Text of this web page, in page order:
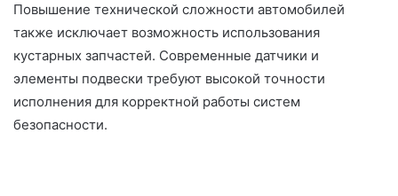
Повышение технической сложности автомобилей
также исключает возможность использования
кустарных запчастей. Современные датчики и
элементы подвески требуют высокой точности
исполнения для корректной работы систем
безопасности.